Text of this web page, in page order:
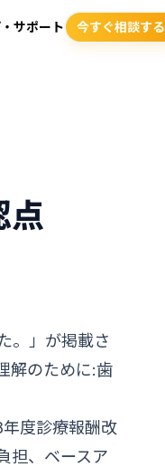
サポート 今すぐ相談する
点
。」が掲載さ
解のために:歯
度診療報酬改
担、ベースア